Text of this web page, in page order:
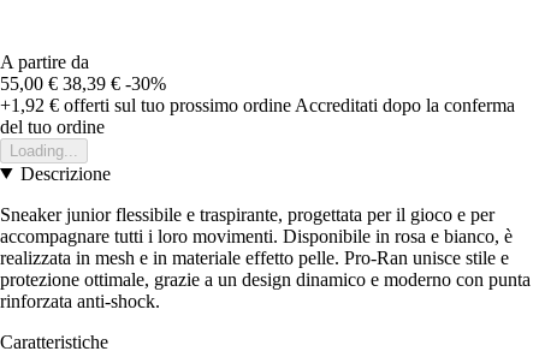
A partire da
55,00 € 38,39 € -30%
+1,92 € offerti sul tuo prossimo ordine Accreditati dopo la conferma
del tuo ordine
Loading...
Descrizione
Sneaker junior flessibile e traspirante, progettata per il gioco e per
accompagnare tutti i loro movimenti. Disponibile in rosa e bianco, è
realizzata in mesh e in materiale effetto pelle. Pro-Ran unisce stile e
protezione ottimale, grazie a un design dinamico e moderno con punta
rinforzata anti-shock.
Caratteristiche